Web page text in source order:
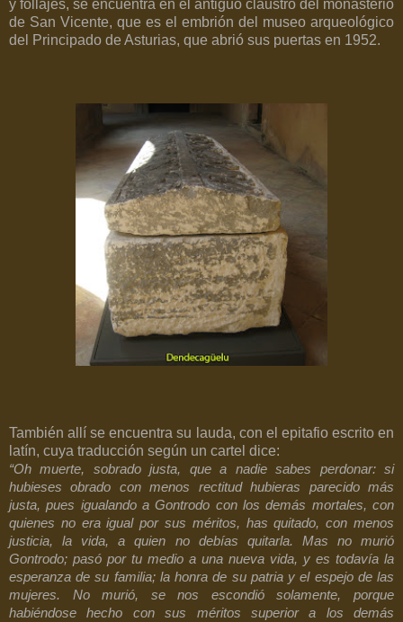
y follajes, se encuentra en el antiguo claustro del monasterio
de San Vicente, que es el embrión del museo arqueológico
del Principado de Asturias, que abrió sus puertas en 1952.
También allí se encuentra su lauda, con el epitafio escrito en
latín, cuya traducción según un cartel dice:
“Oh muerte, sobrado justa, que a nadie sabes perdonar: si
hubieses obrado con menos rectitud hubieras parecido más
justa, pues igualando a Gontrodo con los demás mortales, con
quienes no era igual por sus méritos, has quitado, con menos
justicia, la vida, a quien no debías quitarla. Mas no murió
Gontrodo; pasó por tu medio a una nueva vida, y es todavía la
esperanza de su familia; la honra de su patria y el espejo de las
mujeres. No murió, se nos escondió solamente, porque
habiéndose hecho con sus méritos superior a los demás